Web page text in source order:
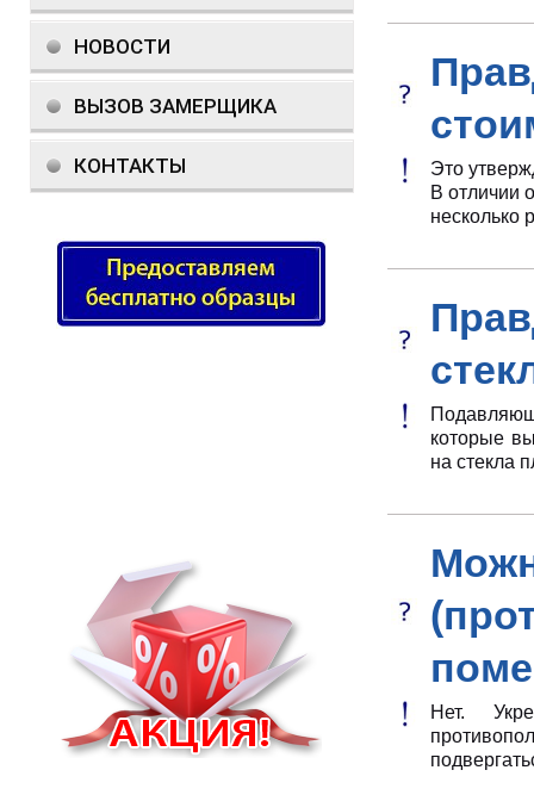
НОВОСТИ
ВЫЗОВ ЗАМЕРЩИКА
КОНТАКТЫ
Это
В отличии
несколько
которые
на стекла
Нет.